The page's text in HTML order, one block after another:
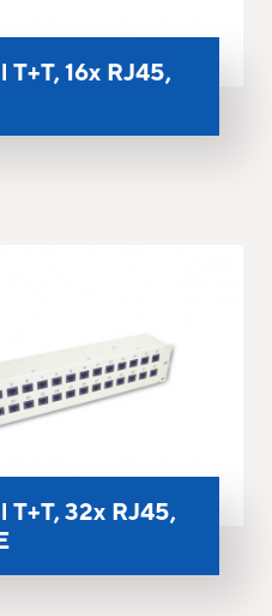
T+T, 16x RJ45,
T+T, 32x RJ45,